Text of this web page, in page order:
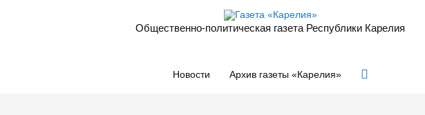
Общественно-политическая газета Республики Карелия
Новости Архив газеты «Карелия» Поиск